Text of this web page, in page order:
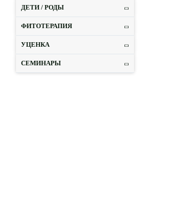
ДЕТИ / РОДЫ
ФИТОТЕРАПИЯ
УЦЕНКА
СЕМИНАРЫ